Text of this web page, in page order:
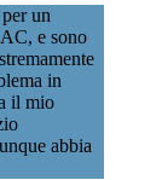
un
e sono
in
il mio
abbia